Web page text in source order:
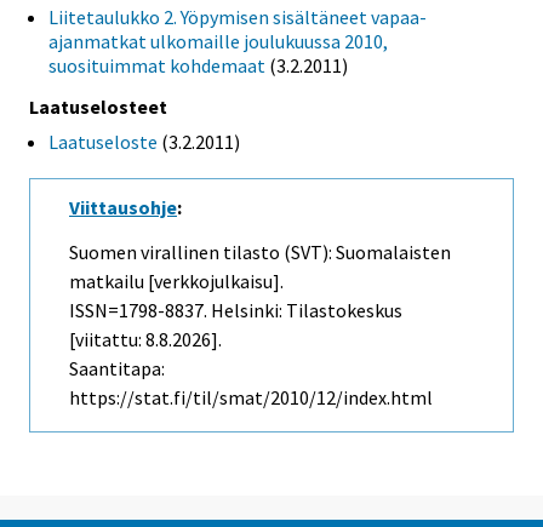
Liitetaulukko 2. Yöpymisen sisältäneet vapaa-
ajanmatkat ulkomaille joulukuussa 2010,
suosituimmat kohdemaat (3.2.2011)
Laatuselosteet
Laatuseloste (3.2.2011)
Viittausohje:
Suomen virallinen tilasto (SVT): Suomalaisten
matkailu [verkkojulkaisu].
ISSN=1798-8837. Helsinki: Tilastokeskus
[viitattu: 8.8.2026].
Saantitapa:
https://stat.fi/til/smat/2010/12/index.html